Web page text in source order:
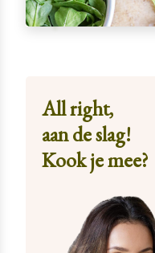
All right,
aan de slag!
Kook je mee?